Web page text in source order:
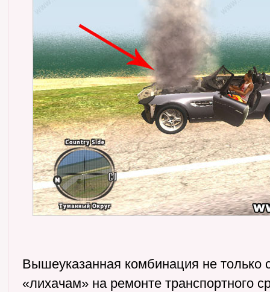
Вышеуказанная комбинация не только
«лихачам» на ремонте транспортного